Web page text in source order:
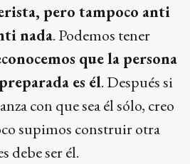
pero tampoco anti
nada. Podemos tener
que la persona
es él. Después si
con que sea él sólo, creo
supimos construir otra
debe ser él.